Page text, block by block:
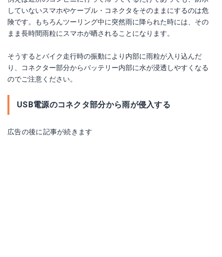
していないスマホやケーブル・コネクタをそのままにするのは危
険です。もちろんツーリング中に突然雨に降られた時には、その
まま長時間雨粒にスマホが晒されることになります。
そうするとバイク走行時の振動により内部に雨粒が入り込んだ
り、コネクター部分からバッテリー内部に水が浸透しやすくなる
のでご注意ください。
USB電源のコネクタ部分から雨が侵入する
広告の後に記事が続きます